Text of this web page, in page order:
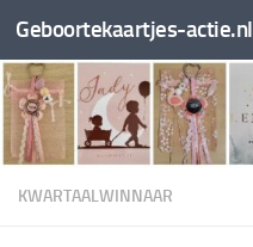
Doorgaan naar inhoud
Geboortekaartjes-actie.nl
KWARTAALWINNAAR